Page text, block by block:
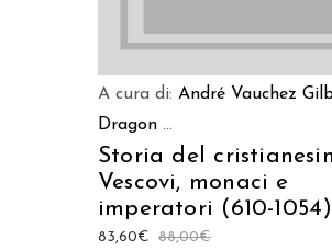
A cura di: André Vauchez
Dragon ...
Storia del
Vescovi, monaci e
imperatori (610-1054)
88,00€
83,60€